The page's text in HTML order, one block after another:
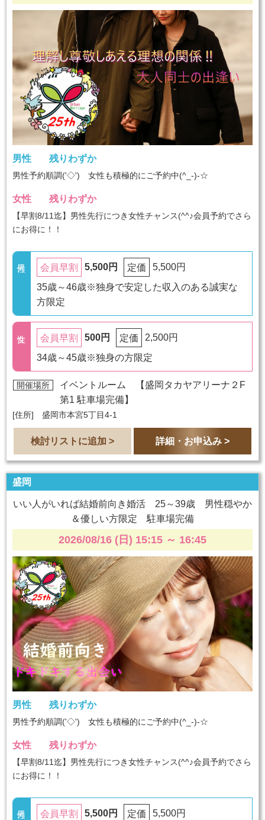
男性 残りわずか
男性予約順調('◇')ゞ女性も積極的にご予約中(^_-)-☆
女性 残りわずか
【早割8/11迄】男性先行につき女性チャンス(^^♪会員予約でさら
にお得に！！
会員早割 5,500円 定価
5,500円
35歳～46歳※独身で安定した収入のある誠実な
方限定
会員早割 500円 定価
2,500円
34歳～45歳※独身の方限定
開催場所 イベントルーム 【 盛岡タカヤアリーナ２F
第1 駐車場完備】
[住所] 盛岡市本宮5丁目4-1
検討リストに追加 > 詳細・お申込み >
盛岡
いい人がいれば結婚前向き婚活 25～39歳 男性穏やか
＆優しい方限定 駐車場完備
2026/08/16 (日) 15:15 ～ 16:45
男性 残りわずか
男性予約順調('◇')ゞ女性も積極的にご予約中(^_-)-☆
女性 残りわずか
【早割8/11迄】男性先行につき女性チャンス(^^♪会員予約でさら
にお得に！！
会員早割 5,500円 定価
5,500円